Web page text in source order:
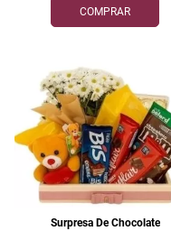
COMPRAR
Surpresa De Chocolate